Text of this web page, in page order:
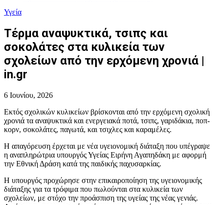
Υγεία
Τέρμα αναψυκτικά, τσιπς και
σοκολάτες στα κυλικεία των
σχολείων από την ερχόμενη χρονιά |
in.gr
6 Ιουνίου, 2026
Εκτός σχολικών κυλικείων βρίσκονται από την ερχόμενη σχολική
χρονιά τα αναψυκτικά και ενεργειακά ποτά, τσιπς, γαριδάκια, ποπ-
κορν, σοκολάτες, παγωτά, και τσιχλες και καραμέλες.
Η απαγόρευση έρχεται με νέα υγειονομική διάταξη που υπέγραψε
η αναπληρώτρια υπουργός Υγείας Ειρήνη Αγαπηδάκη με αφορμή
την Εθνική Δράση κατά της παιδικής παχυσαρκίας.
Η υπουργός προχώρησε στην επικαιροποίηση της υγειονομικής
διάταξης για τα τρόφιμα που πωλούνται στα κυλικεία των
σχολείων, με στόχο την προάσπιση της υγείας της νέας γενιάς.